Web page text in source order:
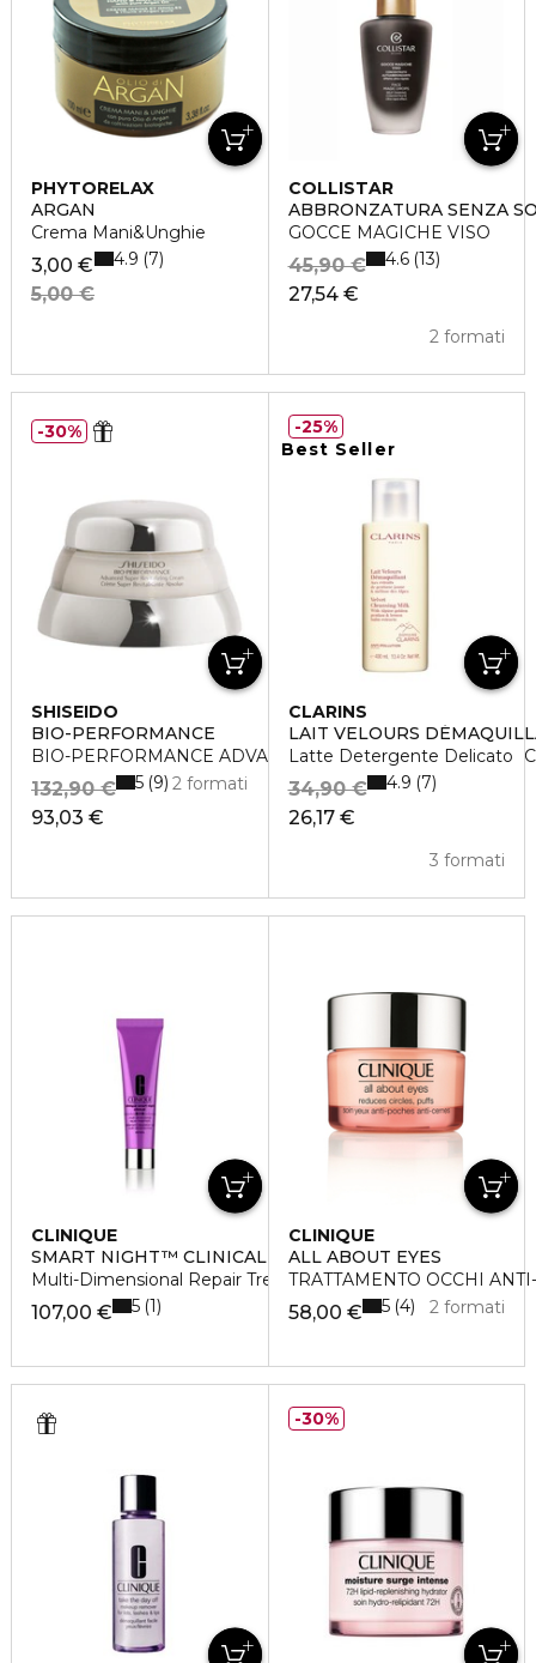
PHYTORELAX
ARGAN
Crema Mani&Unghie
3,00 €
5,00 €
4.9 7
COLLISTAR
ABBRONZATURA SENZA
GOCCE MAGICHE VISO
27,54 €
45,90 €
2 formati
4.6 13
SHISEIDO
BIO-PERFORMANCE
BIO-PERFORMANCE ADVANCED SUPER REVITALIZING
93,03 €
132,90 € 2 formati
5 9
30%
Best Seller
CLARINS
LAIT VELOURS
Latte Detergente Delicato
26,17 €
34,90 €
3 formati
4.9 7
25%
CLINIQUE
SMART NIGHT™ CLINICAL
Multi-Dimensional Repair Treatment Retinol
107,00 € 5 1
CLINIQUE
ALL ABOUT EYES
TRATTAMENTO OCCHI
58,00 € 2 formati
5 4
30%